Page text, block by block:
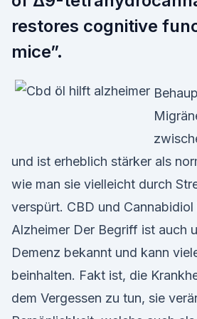
restores cognitive
mice”.
und ist erheblich stärker als
wie man sie vielleicht durch
verspürt. CBD und
Alzheimer Der Begriff ist auch
Demenz bekannt und kann
beinhalten. Fakt ist, die
dem Vergessen zu tun, sie